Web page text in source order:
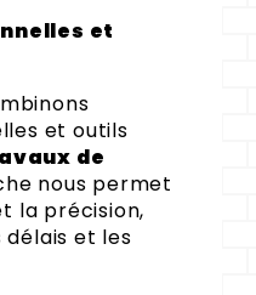
et
et outils
de
nous permet
la précision,
et les